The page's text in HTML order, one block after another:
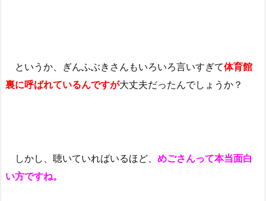
というか、ぎんふぶきさんもいろいろ言いすぎて体育館
裏に呼ばれているんですが大丈夫だったんでしょうか？
しかし、聴いていればいるほど、 めごさんって本当面白
い方ですね。